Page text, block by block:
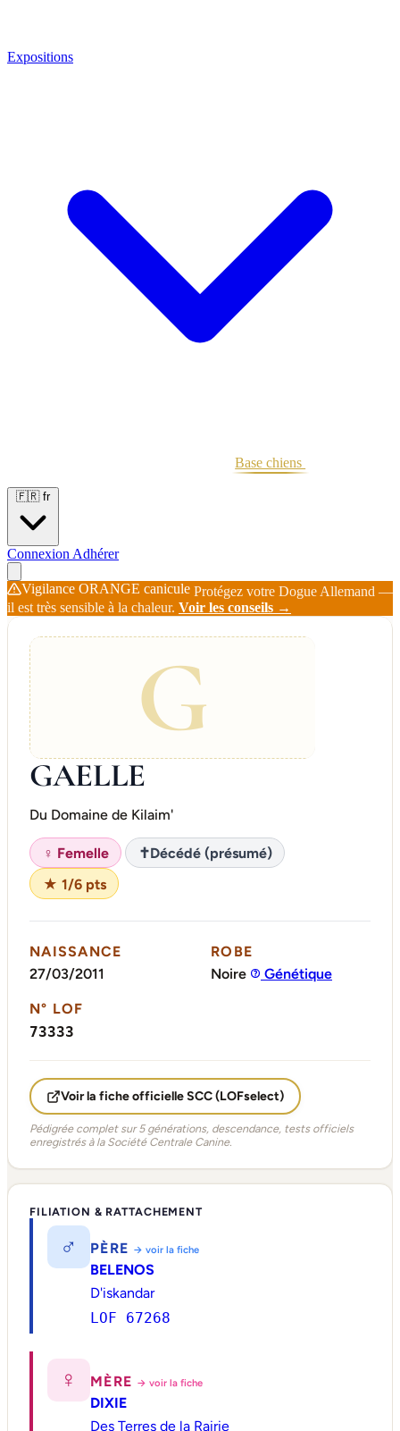
Expositions
Base chiens
🇫🇷 fr
Connexion Adhérer
Vigilance ORANGE canicule Protégez votre Dogue Allemand —
il est très sensible à la chaleur. Voir les conseils →
G
GAELLE
Du Domaine de Kilaim'
♀ Femelle ✝Décédé (présumé)
★ 1/6 pts
NAISSANCE
27/03/2011
ROBE
Noire
Génétique
N° LOF
73333
Voir la fiche officielle SCC (LOFselect)
Pédigrée complet sur 5 générations, descendance, tests officiels
enregistrés à la Société Centrale Canine.
FILIATION & RATTACHEMENT
♂ PÈRE → voir la fiche
BELENOS
D'iskandar
LOF 67268
♀ MÈRE → voir la fiche
DIXIE
Des Terres de la Rairie